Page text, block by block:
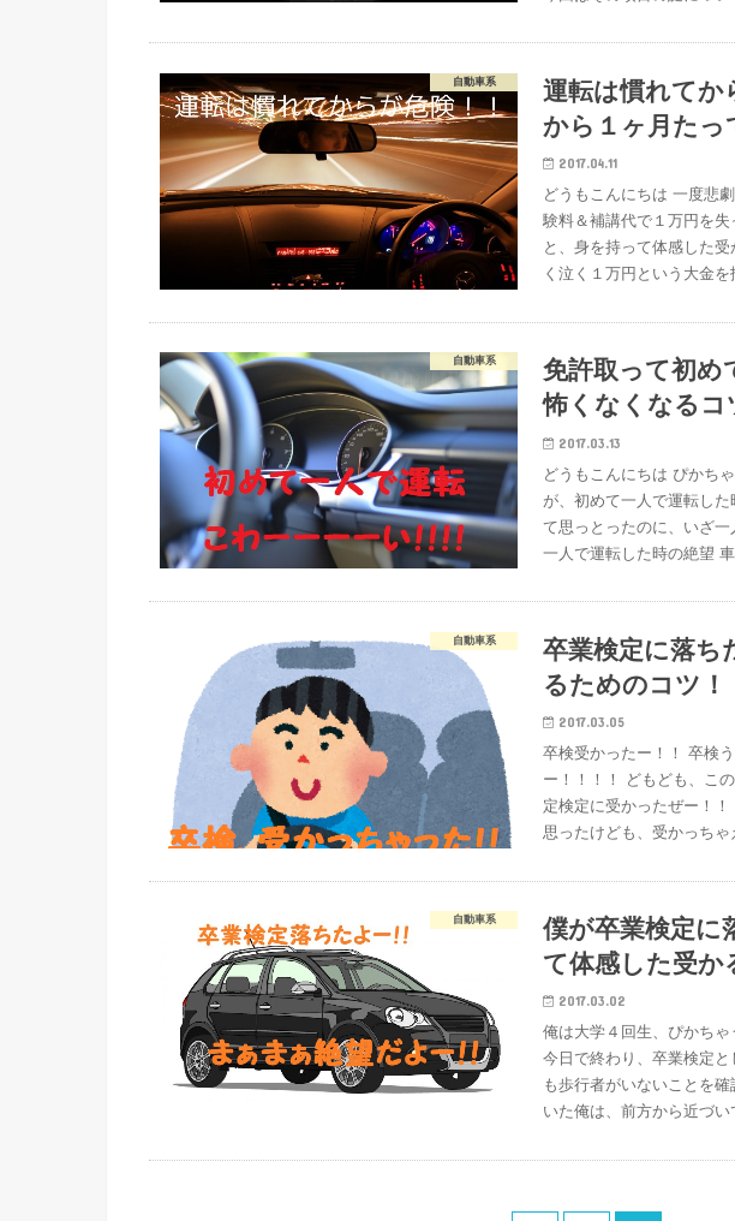
自動車系
運転は慣れて
から１ヶ月たっ
2017.04.11
どうもこんにちは 一度悲
験料＆補講代で１万円を
と、身を持って体感した
く泣く１万円という大金
自動車系
免許取って初め
怖くなくなるコ
2017.03.13
どうもこんにちは ぴかち
が、初めて一人で運転し
て思っとったのに、いざ一
一人で運転した時の絶望
自動車系
卒業検定に落ち
るためのコツ！
2017.03.05
卒検受かったー！！ 卒検
ー！！！！ どもども、こ
定検定に受かったぜー！
思ったけども、受かっち
自動車系
僕が卒業検定に
て体感した受か
2017.03.02
俺は大学４回生、ぴかち
今日で終わり、卒業検定
も歩行者がいないことを
いた俺は、前方から近づ